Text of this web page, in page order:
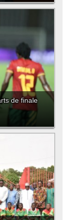
de finale